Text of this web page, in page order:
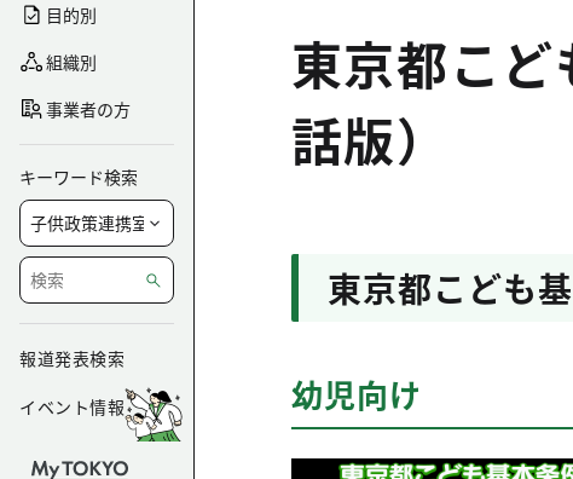
目的別
組織別
事業者の方
キーワード検索
報道発表検索
イベント情報
東京都こ
話版）
東京都こども
幼児向け